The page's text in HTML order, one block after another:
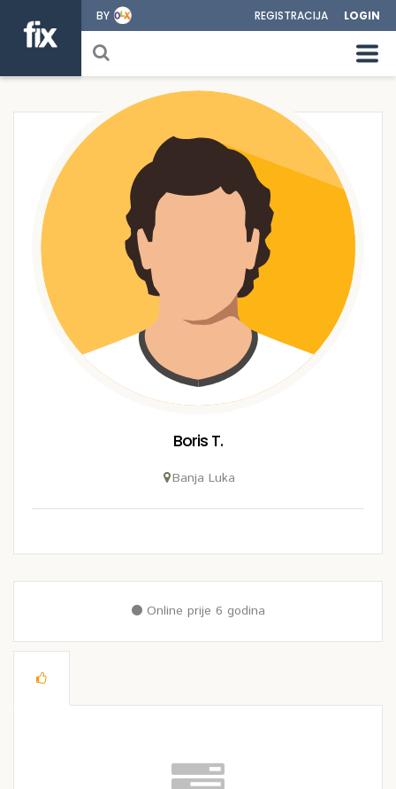
BY REGISTRACIJA LOGIN
Boris T.
Banja Luka
Online prije 6 godina